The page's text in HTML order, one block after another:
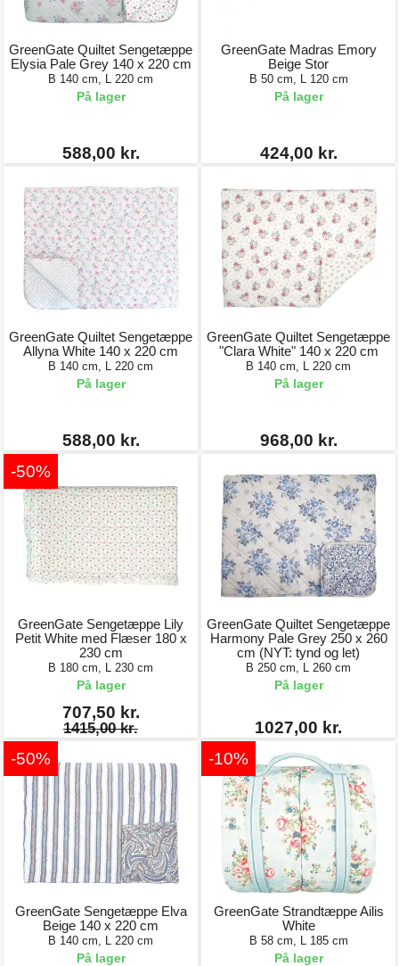
GreenGate Quiltet Sengetæppe
Elysia Pale Grey 140 x 220 cm
B 140 cm, L 220 cm
På lager
588,00 kr.
GreenGate Madras Emory
Beige Stor
B 50 cm, L 120 cm
På lager
424,00 kr.
GreenGate Quiltet Sengetæppe
Allyna White 140 x 220 cm
B 140 cm, L 220 cm
På lager
588,00 kr.
GreenGate Quiltet Sengetæppe
"Clara White" 140 x 220 cm
B 140 cm, L 220 cm
På lager
968,00 kr.
-50%
GreenGate Sengetæppe Lily
Petit White med Flæser 180 x
230 cm
B 180 cm, L 230 cm
På lager
707,50 kr.
1415,00 kr.
GreenGate Quiltet Sengetæppe
Harmony Pale Grey 250 x 260
cm (NYT: tynd og let)
B 250 cm, L 260 cm
På lager
1027,00 kr.
-50%
GreenGate Sengetæppe Elva
Beige 140 x 220 cm
B 140 cm, L 220 cm
På lager
-10%
GreenGate Strandtæppe Ailis
White
B 58 cm, L 185 cm
På lager